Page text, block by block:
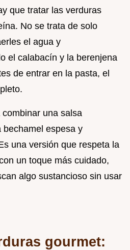
que tratar las verduras
No se trata de solo
el agua y
el calabacín y la berenjena
de entrar en la pasta, el
una salsa
bechamel espesa y
una versión que respeta la
un toque más cuidado,
algo sustancioso sin usar
gourmet: